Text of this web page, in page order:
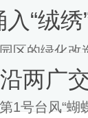
咖啡礼盒
“绒
区的绿化
化和自然遗
沿两广
1号台风“